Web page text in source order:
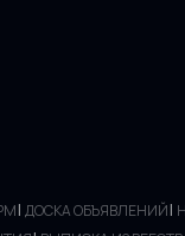
| ДОСКА ОБЪЯВЛЕНИЙ|